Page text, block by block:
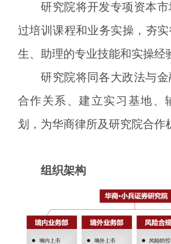
研究院将开发专项资本
过培训课程和业务实操，夯
生、助理的专业技能和实操经
研究院将同各大政法与
合作关系、建立实习基地、
划，为华商律所及研究院合作
组织架构